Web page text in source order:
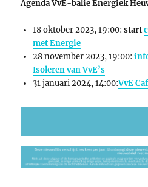
Agenda VvE-balie Energiek
18 oktober 2023, 19:00:start
met Energie
28 november 2023, 19:00:
Isoleren van VvE’s
31 januari 2024, 14:00:VvE